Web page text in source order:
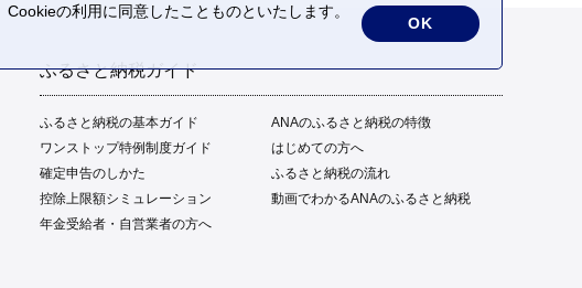
ふるさと納税ガイド
ふるさと納税の基本ガイド
ANAのふるさと納税の特徴
ワンストップ特例制度ガイド
はじめての方へ
確定申告のしかた
ふるさと納税の流れ
控除上限額シミュレーション
動画でわかるANAのふるさと納税
年金受給者・自営業者の方へ
の利用に同意したことものといたします。
OK